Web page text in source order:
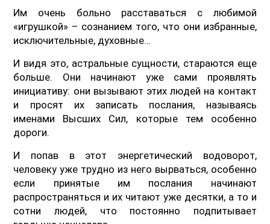
Им очень больно расставаться с любимой
«игрушкой» – сознанием того, что они избранные,
исключительные, духовные…
И видя это, астральные сущности, стараются еще
больше. Они начинают уже сами проявлять
инициативу: они вызывают этих людей на контакт
и просят их записать послания, называясь
именами Высших Сил, которые тем особенно
дороги.
И попав в этот энергетический водоворот,
человеку уже трудно из него вырваться, особенно
если принятые им послания начинают
распространяться и их читают уже десятки, а то и
сотни людей, что постоянно подпитывает